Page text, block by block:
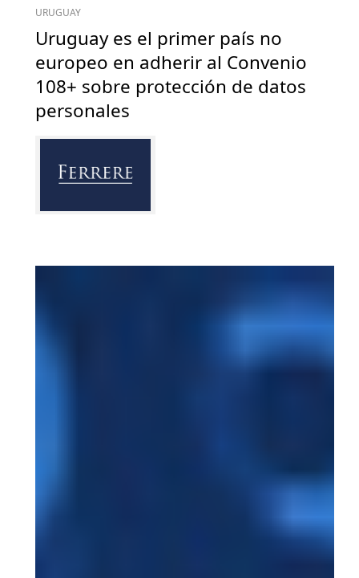
URUGUAY
Uruguay es el primer país no
europeo en adherir al Convenio
108+ sobre protección de datos
personales